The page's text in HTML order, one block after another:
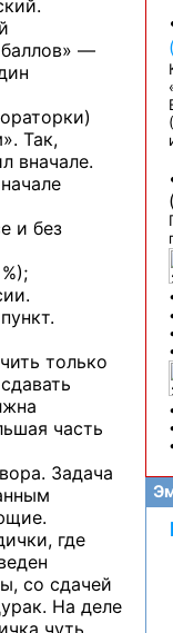
—
Так,
вначале.
и без
только
часть
Задача
где
со сдачей
На деле
чуть
(